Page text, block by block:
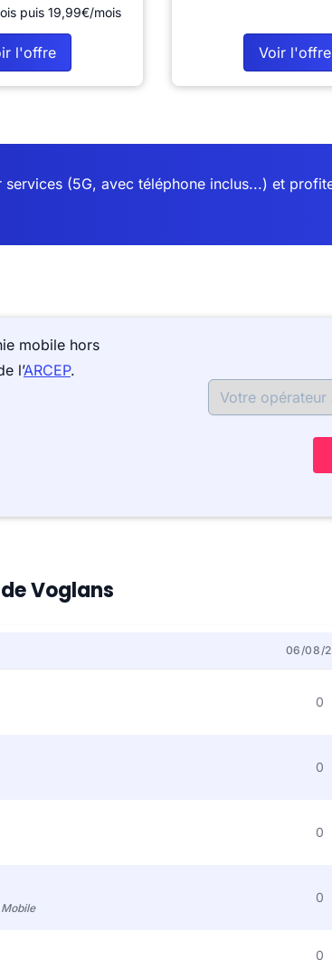
puis 19,99€/mois
l'offre Voir l'offre
(5G, avec téléphone inclus...) et
mobile hors
l’ARCEP.
Voglans
06/08/
0
0
0
0
0